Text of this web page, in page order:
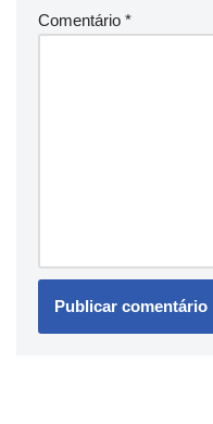
Comentário *